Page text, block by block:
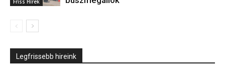
Friss Hírek
Legfrissebb hireink